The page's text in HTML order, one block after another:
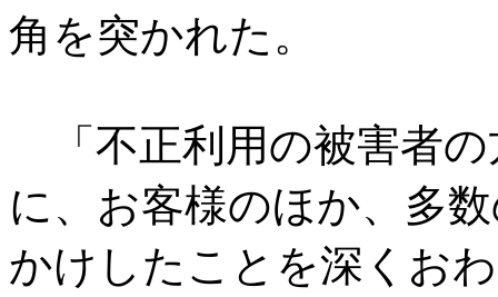
角を突かれた。
「不正利用の被害者
に、お客様のほか、多
かけしたことを深くお